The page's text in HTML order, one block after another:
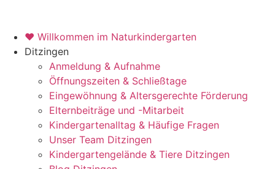
♥ Willkommen im Naturkindergarten
Ditzingen
Anmeldung & Aufnahme
Öffnungszeiten & Schließtage
Eingewöhnung & Altersgerechte Förderung
Elternbeiträge und -Mitarbeit
Kindergartenalltag & Häufige Fragen
Unser Team Ditzingen
Kindergartengelände & Tiere Ditzingen